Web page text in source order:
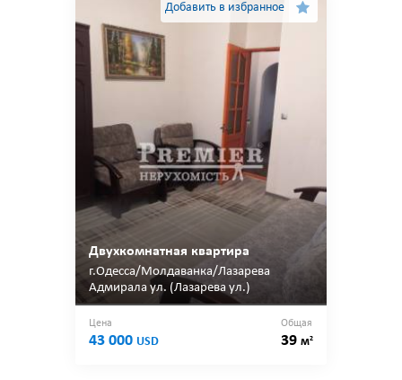
Добавить в избранное
Двухкомнатная квартира
г.Одесса/Молдаванка/Лазарева
Адмирала ул. (Лазарева ул.)
Цена
43 000 USD
Общая
39 м2